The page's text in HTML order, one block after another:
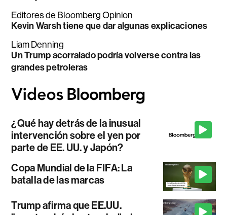
Editores de Bloomberg Opinion
Kevin Warsh tiene que dar algunas explicaciones
Liam Denning
Un Trump acorralado podría volverse contra las
grandes petroleras
¿Qué hay detrás de la inusual
intervención sobre el yen por
parte de EE. UU. y Japón?
Copa Mundial de la FIFA: La
batalla de las marcas
Trump afirma que EE.UU.